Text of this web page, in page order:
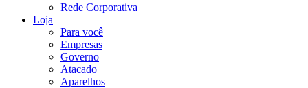
Rede Corporativa
Loja
Para você
Empresas
Governo
Atacado
Aparelhos